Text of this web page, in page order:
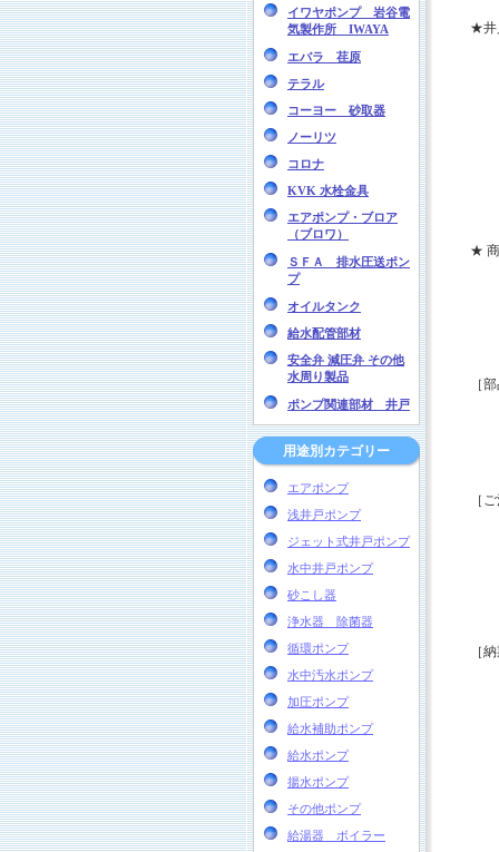
イワヤポンプ 岩谷電
気製作所 IWAYA
エバラ 荏原
テラル
コーヨー 砂取器
ノーリツ
コロナ
KVK 水栓金具
エアポンプ・ブロア
（ブロワ）
ＳＦＡ 排水圧送ポン
プ
オイルタンク
給水配管部材
安全弁 減圧弁 その他
水周り製品
ポンプ関連部材 井戸
用途別カテゴリー
エアポンプ
浅井戸ポンプ
ジェット式井戸ポンプ
水中井戸ポンプ
砂こし器
浄水器 除菌器
循環ポンプ
水中汚水ポンプ
加圧ポンプ
給水補助ポンプ
給水ポンプ
揚水ポンプ
その他ポンプ
給湯器 ボイラー
★井
★
［
［
［